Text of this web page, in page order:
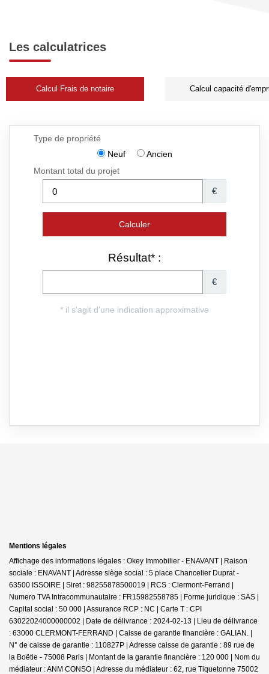
Les calculatrices
Calcul Frais de notaire Calcul capacité
Mentions légales
Affichage des informations légales : Okey Immobilier - ENAVANT | Raison
sociale : ENAVANT | Adresse siège social : 5 place Chancelier Duprat -
63500 ISSOIRE | Siret : 98255878500019 | RCS : Clermont-Ferrand |
Numero TVA Intracommunautaire : FR15982558785 | Forme juridique : SAS |
Capital social : 50 000 | Assurance RCP : NC | Carte T : CPI
63022024000000002 | Date de délivrance : 2024-02-13 | Lieu de délivrance
: 63000 CLERMONT-FERRAND | Caisse de garantie financière : GALIAN. |
N° de caisse de garantie : 110827P | Adresse caisse de garantie : 89 rue de
la Boëtie - 75008 Paris | Montant de la garantie financière : 120 000 | Nom du
médiateur : ANM CONSO | Adresse du médiateur : 62, rue Tiquetonne 75002